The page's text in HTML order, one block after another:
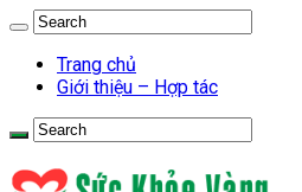
Trang chủ
Giới thiệu – Hợp tác